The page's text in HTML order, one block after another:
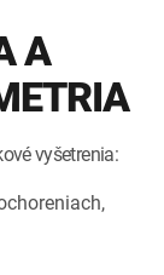
A
vyšetrenia: